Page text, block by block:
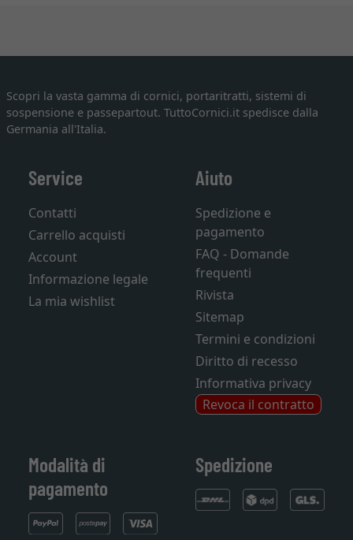
Scopri la vasta gamma di cornici, portaritratti, sistemi di
sospensione e passepartout. TuttoCornici.it spedisce dalla
Germania all'Italia.
Service
Contatti
Carrello acquisti
Account
Informazione legale
La mia wishlist
Aiuto
Spedizione e
pagamento
FAQ - Domande
frequenti
Rivista
Sitemap
Termini e condizioni
Diritto di recesso
Informativa privacy
Revoca il contratto
Modalità di
pagamento
Spedizione